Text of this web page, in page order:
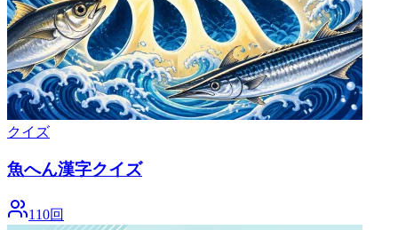
クイズ
魚へん漢字クイズ
110回